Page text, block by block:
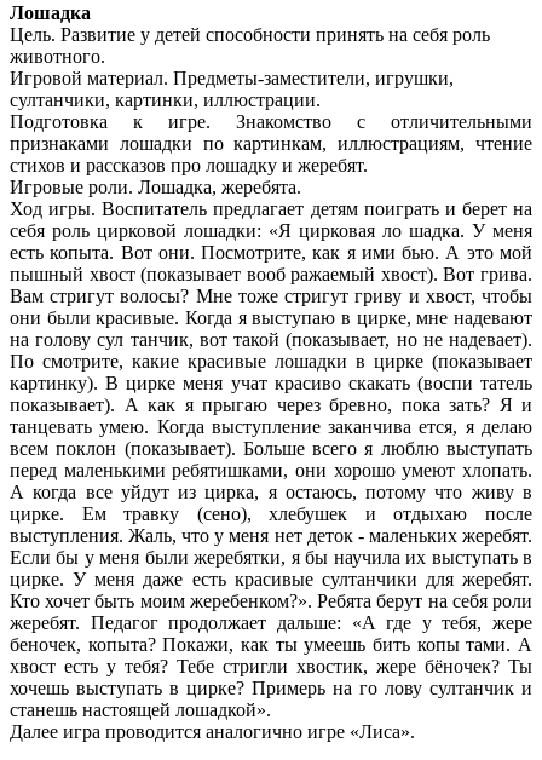
Лошадка
Цель. Развитие у детей способности принять на себя роль
животного.
Игpoвой материал. Предметы-заместители, игрушки,
султанчики, картинки, иллюстрации.
Подготовка к игре. Знакомство с отличительными
признаками лошадки по картинкам, иллюстрациям, чтение
стихов и paccкaзов про лошадку и жеребят.
Игровые роли. Лошадка, жеребята.
Ход игры. Воспитатель предлагает детям поиграть и берет на
себя роль цирковой лошадки: «Я цирковая ло шадка. У меня
есть копыта. Вот они. Посмотрите, как я ими бью. А это мой
пышный хвост (показывает вооб ражаемый хвост). Вот грива.
Вам стригут волосы? Мне тоже стригут гриву и хвост, чтобы
они были красивые. Когда я выступаю в цирке, мне надевают
на голову сул танчик, вот такой (показывает, но не надевает).
По смотрите, какие красивые лошадки в цирке (показывает
картинку). В цирке меня учат красиво скакать (воспи татeль
показывает). А как я прыгаю через бревно, пока зать? Я и
танцевать умею. Когда выступление заканчива ется, я делаю
всем поклон (показывает). Больше всего я люблю выступать
перед маленькими ребятишками, они хорошо умеют хлопать.
А когда все уйдут из цирка, я остаюсь, потому что живу в
цирке. Ем травку (сено), хлебушек и отдыхаю после
выступления. Жаль, что у меня нет деток - маленьких жеребят.
Если бы у меня были жеребятки, я бы научила их выступать в
цирке. У меня даже есть красивые султанчики для жеребят.
Кто хочет быть моим жеребенком?». Ребята берут на себя роли
жеребят. Педагог продолжает дальше: «А где у тебя, жере
беночек, копыта? Покажи, как ты умеешь бить копы тами. А
хвост есть у тебя? Тебе стригли хвостик, жере бёночек? Ты
хочешь выступать в цирке? Примерь на го лову султанчик и
станешь настоящей лошадкой».
Далее игра проводится аналогично игре «Лиса».